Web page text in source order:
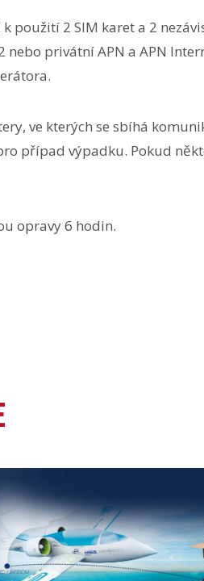
použití 2 SIM karet a 2
privátní APN a APN
ve kterých se sbíhá
případ výpadku. Pokud
opravy 6 hodin.